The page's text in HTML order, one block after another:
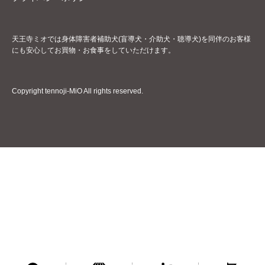
天王寺ミオでは身体障害者補助犬(盲導犬・介助犬・聴導犬)を同伴のお客様
にも安心してお買物・お食事をしていただけます。
Copyright tennoji-MiO All rights reserved.